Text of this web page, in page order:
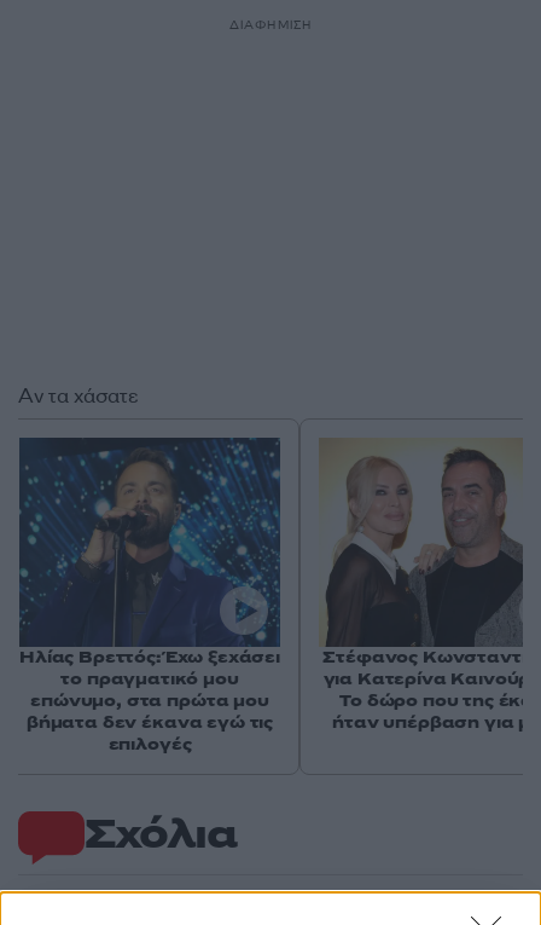
ΔΙΑΦΗΜΙΣΗ
Σχόλια
Αν τα χάσατε
Ηλίας Βρεττός: Έχω ξεχάσει
το πραγματικό μου
επώνυμο, στα πρώτα μου
βήματα δεν έκανα εγώ τις
επιλογές
Στέφανος
για Κατερίνα
Το δώρο που της
ήταν υπέρβαση για